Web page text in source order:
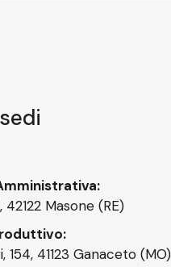
42122 Masone (RE)
154, 41123 Ganaceto (MO)